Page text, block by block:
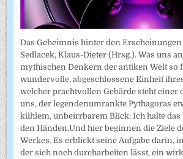
Das Geheimnis hinter den Erscheinungen
Sedlacek, Klaus-Dieter (Hrsg.). Was uns
mythischen Denkern der antiken Welt so
wundervolle, abgeschlossene Einheit
welcher prachtvollen Gebärde steht einer
uns, der legendenumrankte Pythagoras
kühlem, unbeirrbarem Blick: Ich halte
den Händen.Und hier beginnen die Ziele
Werkes. Es erblickt seine Aufgabe darin,
der sich noch durcharbeiten lässt, ein